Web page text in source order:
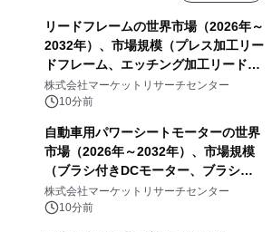
リードフレームの世界市場（2026年～
2032年）、市場規模（プレス加工リー
ドフレーム、エッチング加工リードフ
レーム）・分析レポートを発表
株式会社マーケットリサーチセンター
10分前
自動車用パワーシートモーターの世界
市場（2026年～2032年）、市場規模
（ブラシ付きDCモーター、ブラシレ
スDCモーター）・分析レポートを発
表
株式会社マーケットリサーチセンター
10分前